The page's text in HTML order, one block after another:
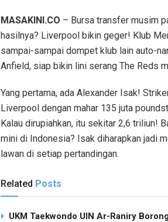
MASAKINI.CO – Bursa transfer musim
hasilnya? Liverpool bikin geger! Klub
sampai-sampai dompet klub lain auto-
Anfield, siap bikin lini serang The Reds
Yang pertama, ada Alexander Isak!
Liverpool dengan mahar 135 juta
Kalau dirupiahkan, itu sekitar 2,6 triliun!
mini di Indonesia? Isak diharapkan jadi
lawan di setiap pertandingan.
Related Posts
UKM Taekwondo UIN Ar-Raniry